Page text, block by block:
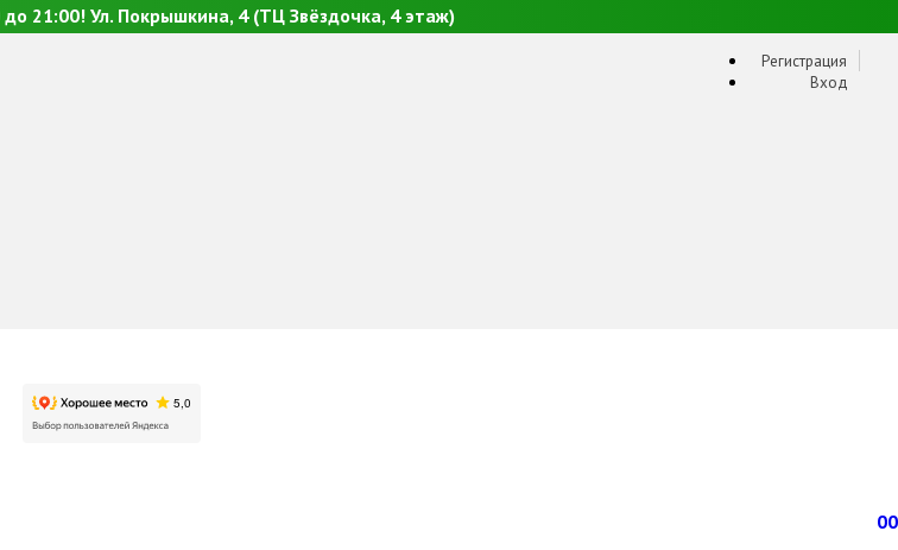
21:00! Ул. Покрышкина, 4 (ТЦ Звёздочка, 4 этаж)
Регистрация
Вход
00